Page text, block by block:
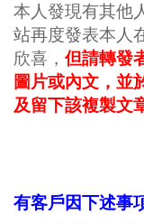
本人發現有其他
站再度發表本人
欣喜， 但請轉發
圖片或內文，並
及留下該複製文
有客戶因下述事